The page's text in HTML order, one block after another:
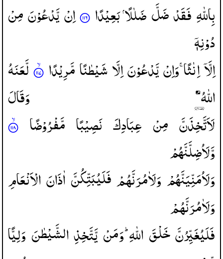
بِاللّٰهِفَقَدْضَلَّضَلٰلًابَعِیْدًا اِنْیَّدْعُوْنَمِنْ
دُوْنِهٖۤ
اِلَّاۤاِنٰثًا ۚوَاِنْیَّدْعُوْنَاِلَّاشَیْطٰنًامَّرِیْدًا
لَّعَنَهُ
اللّٰهُ ۘ
وَقَالَ
لَاَتَّخِذَنَّ مِنْ عِبَادِكَ نَصِیْبًا مَّفْرُوْضًا
وَّلَاُضِلَّنَّهُمْ
وَلَاُمَنِّیَنَّهُمْوَلَاٰمُرَنَّهُمْفَلَیُبَتِّكُنَّ اٰذَانَالْاَنْعَامِ
وَلَاٰمُرَنَّهُمْ
فَلَیُغَیِّرُنَّخَلْقَ اللّٰهِ ؕوَمَنْیَّتَّخِذِالشَّیْطٰنَ وَلِیًّا